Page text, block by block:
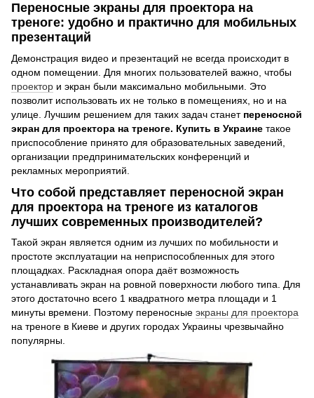
Переносные экраны для проектора на
треноге: удобно и практично для мобильных
презентаций
Демонстрация видео и презентаций не всегда происходит в
одном помещении. Для многих пользователей важно, чтобы
проектор и экран были максимально мобильными. Это
позволит использовать их не только в помещениях, но и на
улице. Лучшим решением для таких задач станет переносной
экран для проектора на треноге. Купить в Украине такое
приспособление принято для образовательных заведений,
организации предпринимательских конференций и
рекламных мероприятий.
Что собой представляет переносной экран
для проектора на треноге из каталогов
лучших современных производителей?
Такой экран является одним из лучших по мобильности и
простоте эксплуатации на неприспособленных для этого
площадках. Раскладная опора даёт возможность
устанавливать экран на ровной поверхности любого типа. Для
этого достаточно всего 1 квадратного метра площади и 1
минуты времени. Поэтому переносные экраны для проектора
на треноге в Киеве и других городах Украины чрезвычайно
популярны.